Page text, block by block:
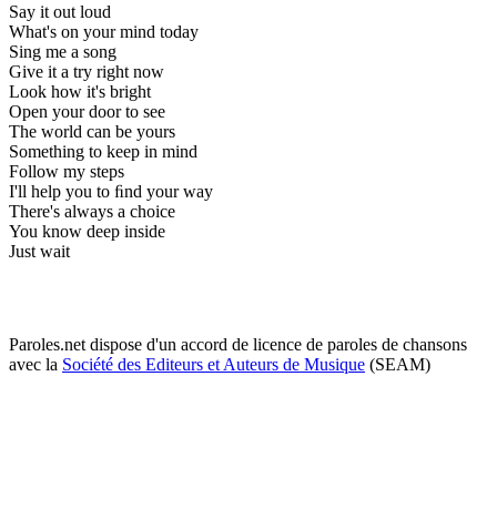
Say it out loud
What's on your mind today
Sing me a song
Give it a try right now
Look how it's bright
Open your door to see
The world can be yours
Something to keep in mind
Follow my steps
I'll help you to ﬁnd your way
There's always a choice
You know deep inside
Just wait
Paroles.net dispose d'un accord de licence de paroles de chansons
avec la Société des Editeurs et Auteurs de Musique (SEAM)